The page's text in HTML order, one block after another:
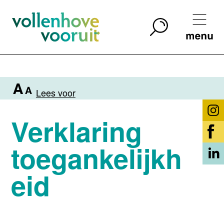
Lees voor
Verklaring
toegankelijkh
eid